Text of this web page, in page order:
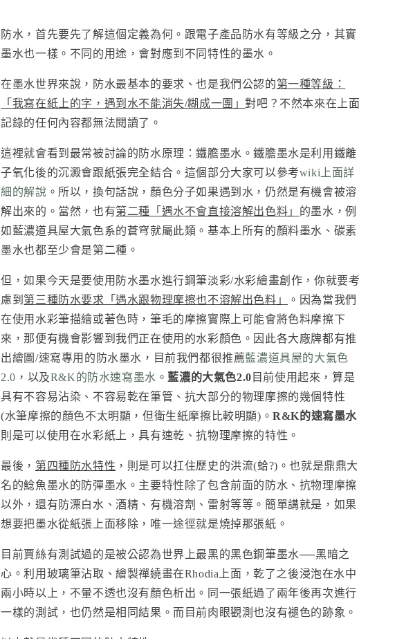
防水，首先要先了解這個定義為何。跟電子產品防水有等級之分，其實
墨水也一樣。不同的用途，會對應到不同特性的墨水。
在墨水世界來說，防水最基本的要求、也是我們公認的第一種等級：
「我寫在紙上的字，遇到水不能消失/糊成一團」對吧？不然本來在上面
記錄的任何內容都無法閱讀了。
這裡就會看到最常被討論的防水原理：鐵膽墨水。鐵膽墨水是利用鐵離
子氧化後的沉澱會跟紙張完全結合。這個部分大家可以參考wiki上面詳
細的解說 。所以，換句話說，顏色分子如果遇到水，仍然是有機會被溶
解出來的。當然，也有第二種「遇水不會直接溶解出色料」 的墨水，例
如藍濃道具屋大氣色系的蒼穹就屬此類。基本上所有的顏料墨水、碳素
墨水也都至少會是第二種。
但，如果今天是要使用防水墨水進行鋼筆淡彩/水彩繪畫創作，你就要考
慮到 第三種防水要求「遇水跟物理摩擦也不溶解出色料」
。因為當我們
在使用水彩筆描繪或著色時，筆毛的摩擦實際上可能會將色料摩擦下
來，那便有機會影響到我們正在使用的水彩顏色。因此各大廠牌都有推
出繪圖/速寫專用的防水墨水，目前我們都很推薦藍濃道具屋的大氣色
2.0 ，以及R&K的防水速寫墨水 。 藍濃的大氣色2.0 目前使用起來，算是
具有不容易沾染、不容易乾在筆管、抗大部分的物理摩擦的幾個特性
(水筆摩擦的顏色不太明顯，但衛生紙摩擦比較明顯)。R&K的速寫墨水
則是可以使用在水彩紙上，具有速乾、抗物理摩擦的特性。
最後， 第四種防水特性 ，則是可以扛住歷史的洪流(蛤?)。也就是鼎鼎大
名的鯰魚墨水的防彈墨水。主要特性除了包含前面的防水、抗物理摩擦
以外，還有防漂白水、酒精、有機溶劑、雷射等等。簡單講就是，如果
想要把墨水從紙張上面移除，唯一途徑就是燒掉那張紙。
目前賈絲有測試過的是被公認為世界上最黑的黑色鋼筆墨水──黑暗之
心。利用玻璃筆沾取、繪製禪繞畫在Rhodia上面，乾了之後浸泡在水中
兩小時以上，不暈不透也沒有顏色析出。同一張紙過了兩年後再次進行
一樣的測試，也仍然是相同結果。而目前肉眼觀測也沒有褪色的跡象。